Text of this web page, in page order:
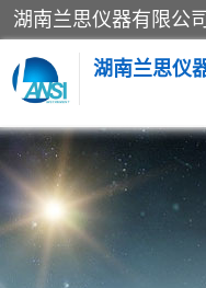
湖南兰思仪
老化房
工业烘箱